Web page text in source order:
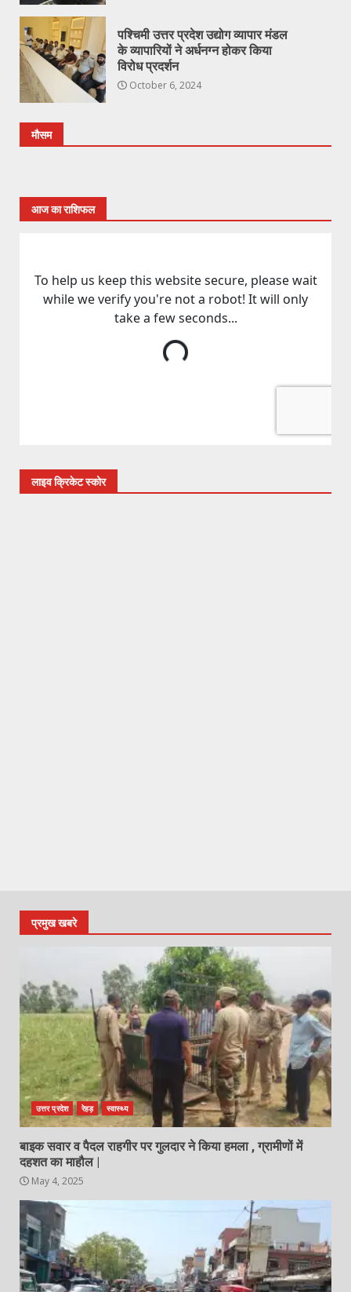
पश्चिमी उत्तर प्रदेश उद्योग व्यापार मंडल
के व्यापारियों ने अर्धनग्न होकर किया
विरोध प्रदर्शन
October 6, 2024
मौसम
आज का राशिफल
लाइव क्रिकेट स्कोर
प्रमुख खबरे
उत्तर प्रदेश रेहड़ स्वास्थ्य
बाइक सवार व पैदल राहगीर पर गुलदार ने किया हमला , ग्रामीणों में
दहशत का माहौल |
May 4, 2025